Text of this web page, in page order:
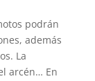
podrán
además
La
arcén… En